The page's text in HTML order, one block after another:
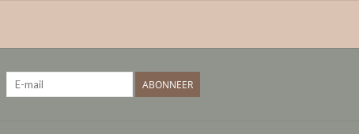
ABONNEER